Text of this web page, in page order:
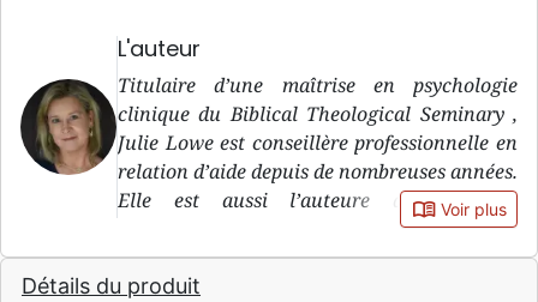
L'auteur
Titulaire d’une maîtrise en psychologie
clinique du Biblical Theological Seminary ,
Julie Lowe est conseillère professionnelle en
relation d’aide depuis de nombreuses années.
Elle est aussi l’auteure de plusieurs
ouvrages, dont celui-ci est le premier traduit
en français. Mariée à Greg et mère de cinq
enfants, elle habite en Pennsylvanie.
book_open Voir plus
Détails du produit